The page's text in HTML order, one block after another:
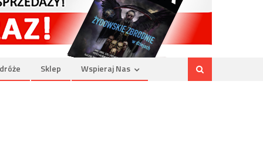
Sklep Wspieraj Nas